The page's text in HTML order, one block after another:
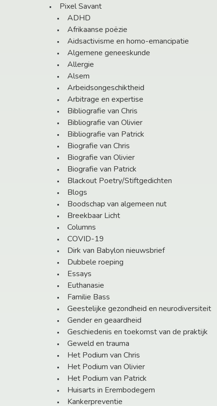
Pixel Savant
ADHD
Afrikaanse poëzie
Aidsactivisme en homo-emancipatie
Algemene geneeskunde
Allergie
Alsem
Arbeidsongeschiktheid
Arbitrage en expertise
Bibliografie van Chris
Bibliografie van Olivier
Bibliografie van Patrick
Biografie van Chris
Biografie van Olivier
Biografie van Patrick
Blackout Poetry/Stiftgedichten
Blogs
Boodschap van algemeen nut
Breekbaar Licht
Columns
COVID-19
Dirk van Babylon nieuwsbrief
Dubbele roeping
Essays
Euthanasie
Familie Bass
Geestelijke gezondheid en neurodiversiteit
Gender en geaardheid
Geschiedenis en toekomst van de praktijk
Geweld en trauma
Het Podium van Chris
Het Podium van Olivier
Het Podium van Patrick
Huisarts in Erembodegem
Kankerpreventie